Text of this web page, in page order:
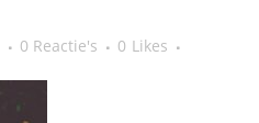
0 Reactie's 0 Likes